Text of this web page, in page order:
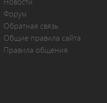
Форум
Обратная связь
Общие правила сайта
Правила общения